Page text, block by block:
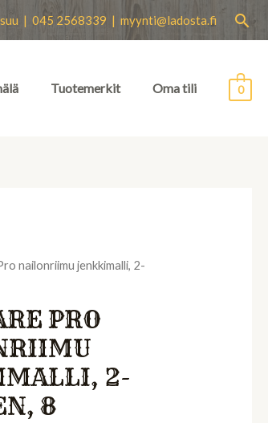
| 045 2568339 | myynti@ladosta.fi Hae
Tuotemerkit Oma tili 0
nailonriimu jenkkimalli, 2-
PRO
2-
8